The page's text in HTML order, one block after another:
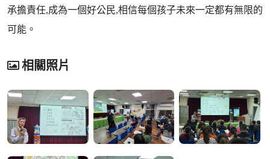
承擔責任,成為一個好公民,相信每個孩子未來一定都有無限的
可能。
相關照片